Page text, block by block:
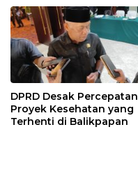
DPRD Desak Percepatan
Proyek Kesehatan yang
Terhenti di Balikpapan